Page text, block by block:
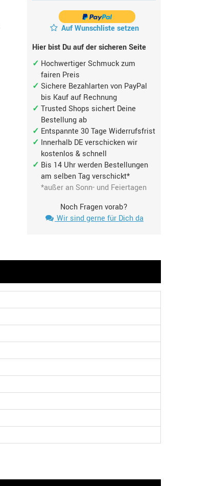
Auf Wunschliste setzen
Hier bist Du auf der sicheren Seite
Hochwertiger Schmuck zum
fairen Preis
Sichere Bezahlarten von PayPal
bis Kauf auf Rechnung
Trusted Shops sichert Deine
Bestellung ab
Entspannte 30 Tage Widerrufsfrist
Innerhalb DE verschicken wir
kostenlos & schnell
Bis 14 Uhr werden Bestellungen
am selben Tag verschickt*
*außer an Sonn- und Feiertagen
Noch Fragen vorab?
Wir sind gerne für Dich da